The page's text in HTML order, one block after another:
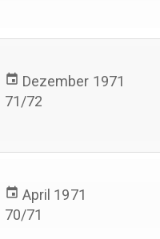
event Dezember 1971
71/72
event April 1971
70/71